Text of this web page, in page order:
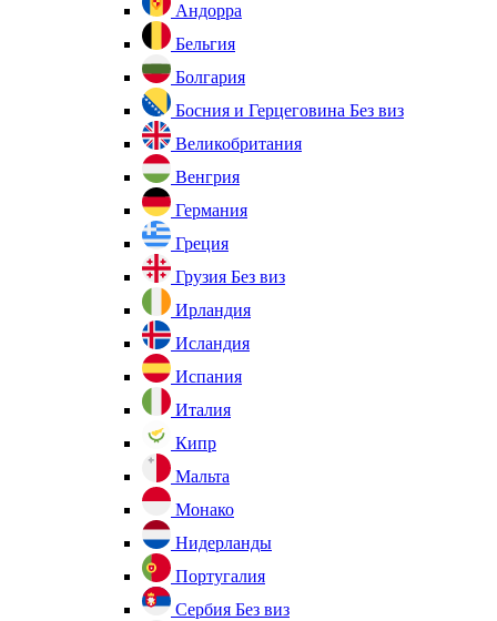
Андорра
Бельгия
Болгария
Босния и Герцеговина Без виз
Великобритания
Венгрия
Германия
Греция
Грузия Без виз
Ирландия
Исландия
Испания
Италия
Кипр
Мальта
Монако
Нидерланды
Португалия
Сербия Без виз